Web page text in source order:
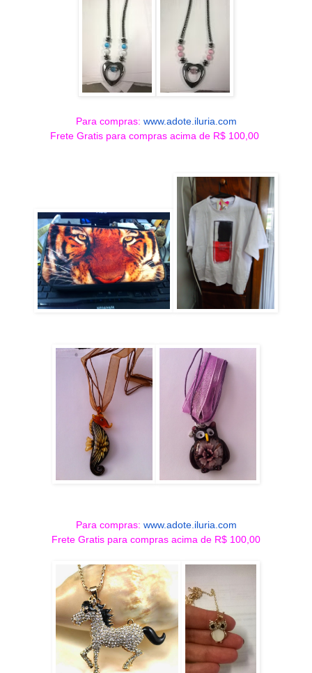
Para compras: www.adote.iluria.com
Frete Gratis para compras acima de R$ 100,00
Para compras: www.adote.iluria.com
Frete Gratis para compras acima de R$ 100,00